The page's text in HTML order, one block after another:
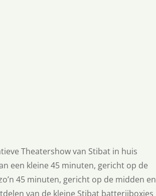
Theatershow van Stibat in huis
een kleine 45 minuten, gericht op de
45 minuten, gericht op de midden en
van de kleine Stibat batterijboxjes